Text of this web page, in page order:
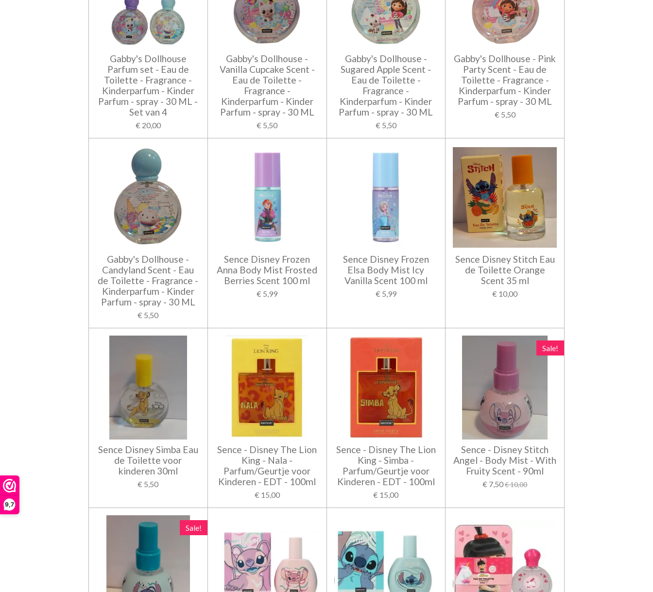
9,7
Gabby's Dollhouse
Parfum set - Eau de
Toilette - Fragrance -
Kinderparfum - Kinder
Parfum - spray - 30 ML -
Set van 4
€ 20,00
Gabby's Dollhouse -
Vanilla Cupcake Scent -
Eau de Toilette -
Fragrance -
Kinderparfum - Kinder
Parfum - spray - 30 ML
€ 5,50
Gabby's Dollhouse -
Sugared Apple Scent -
Eau de Toilette -
Fragrance -
Kinderparfum - Kinder
Parfum - spray - 30 ML
€ 5,50
Gabby's Dollhouse - Pink
Party Scent - Eau de
Toilette - Fragrance -
Kinderparfum - Kinder
Parfum - spray - 30 ML
€ 5,50
Gabby's Dollhouse -
Candyland Scent - Eau
de Toilette - Fragrance -
Kinderparfum - Kinder
Parfum - spray - 30 ML
€ 5,50
Sence Disney Frozen
Anna Body Mist Frosted
Berries Scent 100 ml
€ 5,99
Sence Disney Frozen
Elsa Body Mist Icy
Vanilla Scent 100 ml
€ 5,99
Sence Disney Stitch Eau
de Toilette Orange
Scent 35 ml
€ 10,00
Sence Disney Simba Eau
de Toilette voor
kinderen 30ml
€ 5,50
Sence - Disney The Lion
King - Nala -
Parfum/Geurtje voor
Kinderen - EDT - 100ml
€ 15,00
Sence - Disney The Lion
King - Simba -
Parfum/Geurtje voor
Kinderen - EDT - 100ml
€ 15,00
Sale!
Sence - Disney Stitch
Angel - Body Mist - With
Fruity Scent - 90ml
€ 7,50€ 10,00
Sale!